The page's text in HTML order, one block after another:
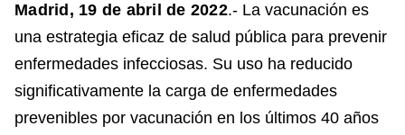
Madrid, 19 de abril de 2022.- La vacunación es
una estrategia eficaz de salud pública para prevenir
enfermedades infecciosas. Su uso ha reducido
significativamente la carga de enfermedades
prevenibles por vacunación en los últimos 40 años